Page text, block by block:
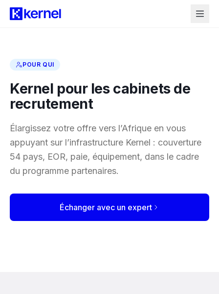
POUR QUI
Kernel pour les cabinets de
recrutement
Élargissez votre offre vers l’Afrique en vous
appuyant sur l’infrastructure Kernel : couverture
54 pays, EOR, paie, équipement, dans le cadre
du programme partenaires.
Échanger avec un expert